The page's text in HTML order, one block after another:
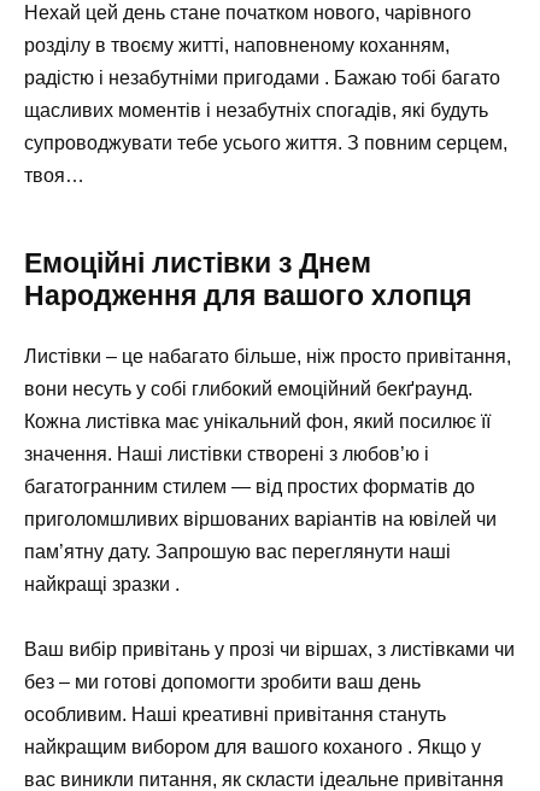
Нехай цей день стане початком нового, чарівного
розділу в твоєму житті, наповненому коханням,
радістю і незабутніми пригодами ️. Бажаю тобі багато
щасливих моментів і незабутніх спогадів, які будуть
супроводжувати тебе усього життя. З повним серцем,
твоя…
Емоційні листівки з Днем
Народження для вашого хлопця ️
Листівки – це набагато більше, ніж просто привітання,
вони несуть у собі глибокий емоційний бекґраунд.
Кожна листівка має унікальний фон, який посилює її
значення. Наші листівки створені з любов’ю і
багатогранним стилем — від простих форматів до
приголомшливих віршованих варіантів на ювілей чи
пам’ятну дату. Запрошую вас переглянути наші
найкращі зразки .
Ваш вибір привітань у прозі чи віршах, з листівками чи
без – ми готові допомогти зробити ваш день
особливим. Наші креативні привітання стануть
найкращим вибором для вашого коханого . Якщо у
вас виникли питання, як скласти ідеальне привітання